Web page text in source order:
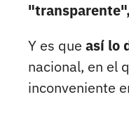
Y es que así lo
nacional, en el
inconveniente